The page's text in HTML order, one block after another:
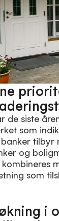
de siste
som
tilbyr
og
som
i